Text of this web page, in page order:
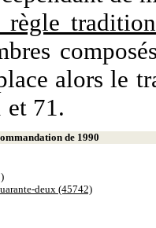
alors le
et 71.
de 1990
deux (45742)